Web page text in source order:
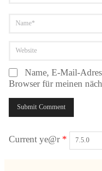
Name, E-Mail-
Browser für meinen
Current ye@r *